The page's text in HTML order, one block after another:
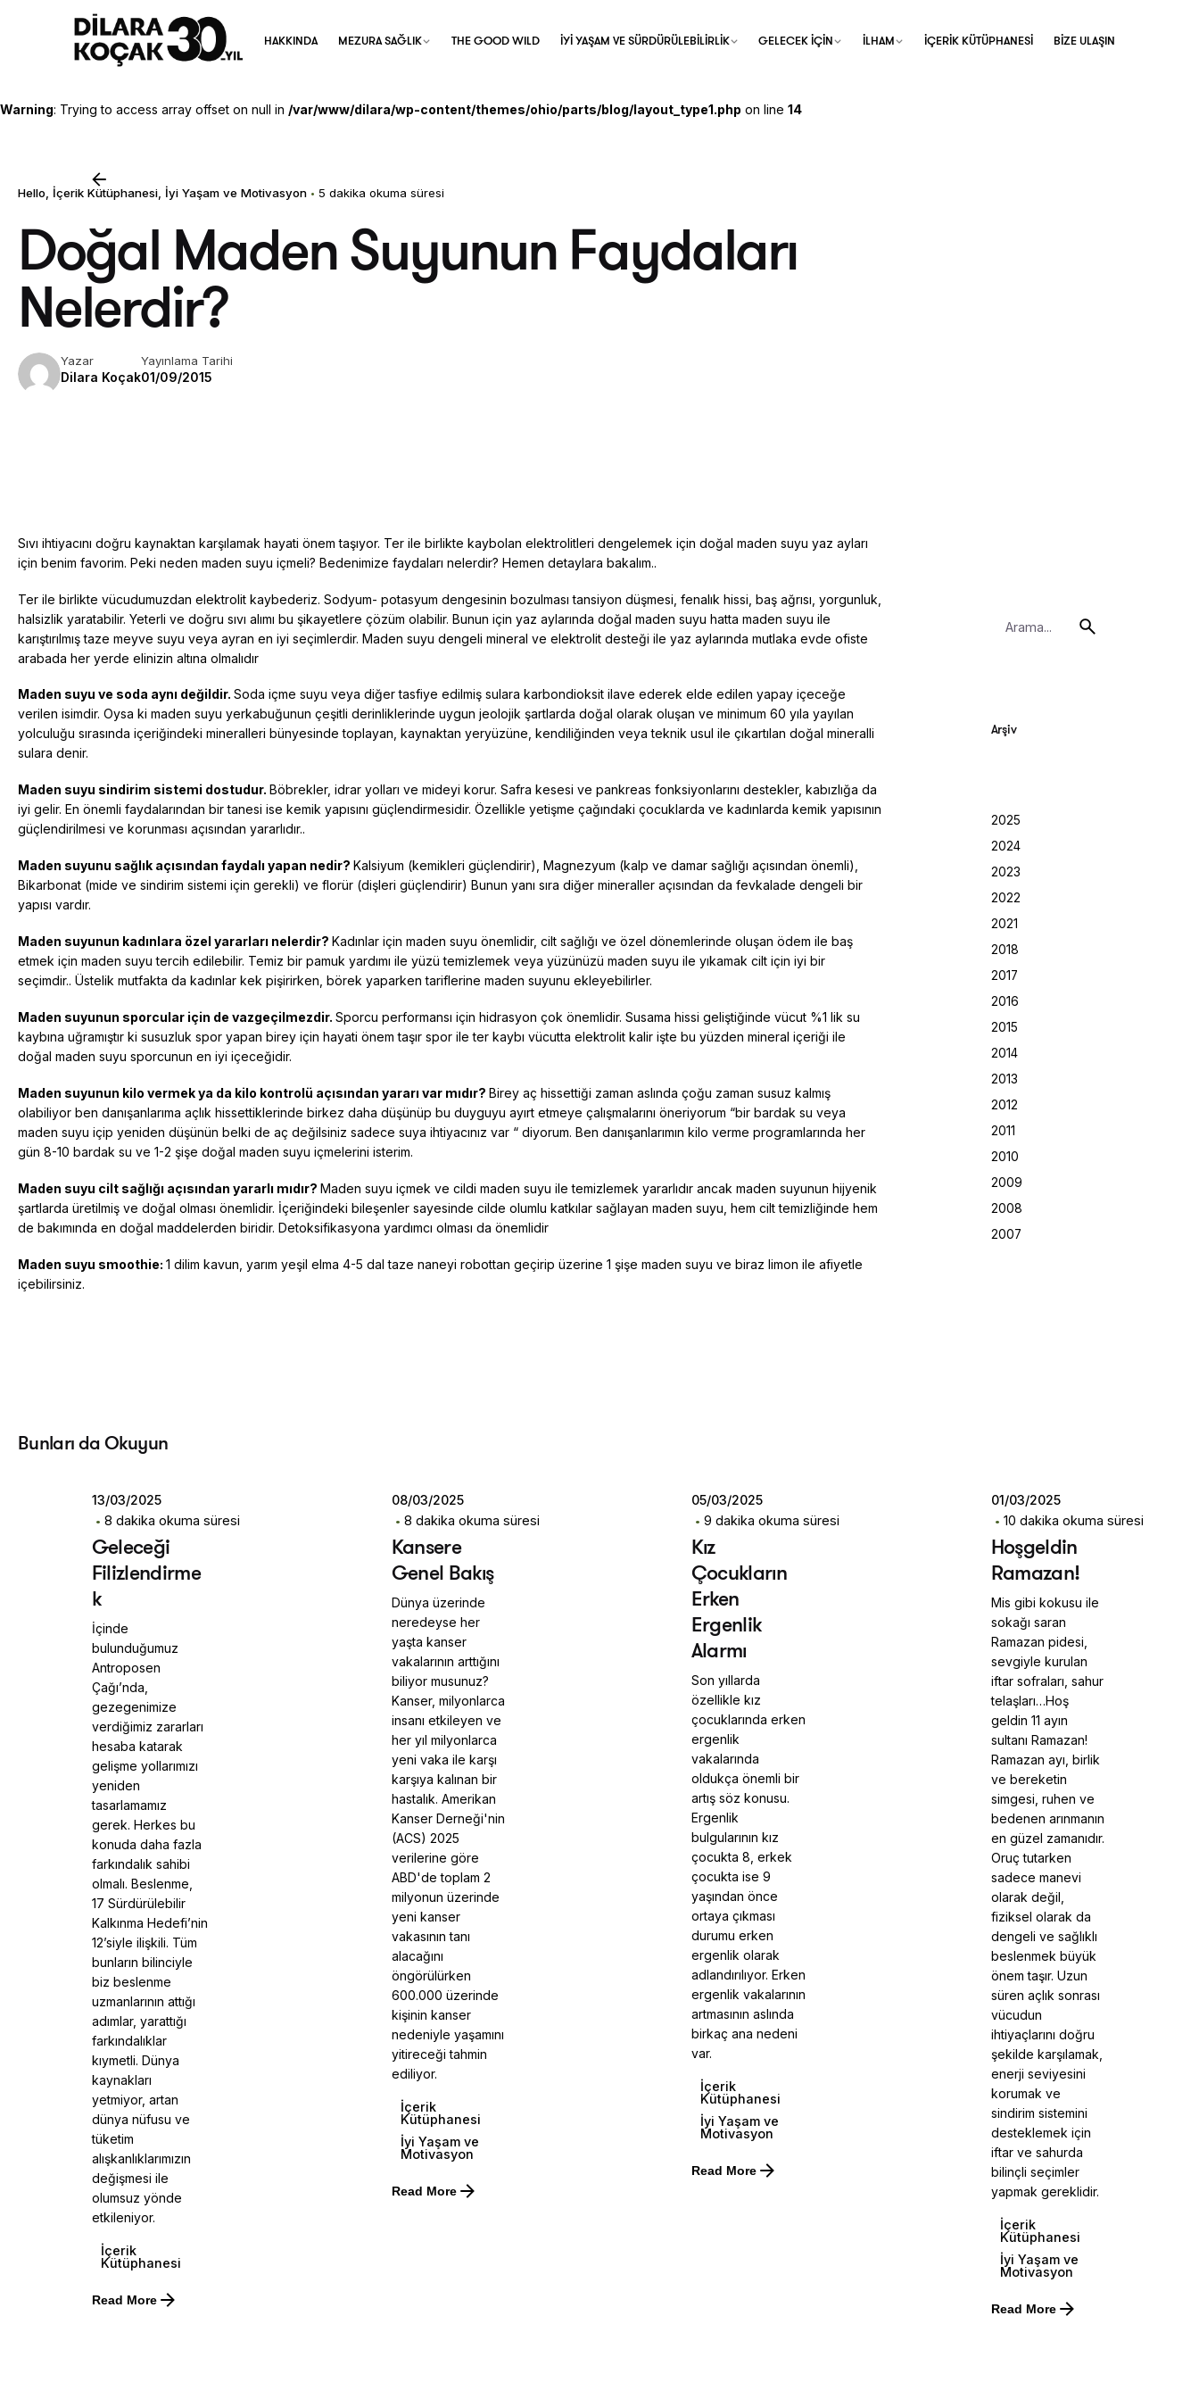
HAKKINDA MEZURA SAĞLIK THE GOOD WILD İYİ YAŞAM VE SÜRDÜRÜLEBİLİRLİK GELECEK İÇİN İLHAM İÇERİK KÜTÜPHANESİ BİZE ULAŞIN
Warning: Trying to access array offset on null in /var/www/dilara/wp-content/themes/ohio/parts/blog/layout_type1.php on line 14
Hello İçerik Kütüphanesi İyi Yaşam ve Motivasyon 5 dakika okuma süresi
Doğal Maden Suyunun Faydaları
Nelerdir?
Yazar
Dilara Koçak
Yayınlama Tarihi
01/09/2015
Sıvı ihtiyacını doğru kaynaktan karşılamak hayati önem taşıyor. Ter ile birlikte kaybolan elektrolitleri dengelemek için doğal maden suyu yaz ayları
için benim favorim. Peki neden maden suyu içmeli? Bedenimize faydaları nelerdir? Hemen detaylara bakalım..
Ter ile birlikte vücudumuzdan elektrolit kaybederiz. Sodyum- potasyum dengesinin bozulması tansiyon düşmesi, fenalık hissi, baş ağrısı, yorgunluk,
halsizlik yaratabilir. Yeterli ve doğru sıvı alımı bu şikayetlere çözüm olabilir. Bunun için yaz aylarında doğal maden suyu hatta maden suyu ile
karıştırılmış taze meyve suyu veya ayran en iyi seçimlerdir. Maden suyu dengeli mineral ve elektrolit desteği ile yaz aylarında mutlaka evde ofiste
arabada her yerde elinizin altına olmalıdır
Maden suyu ve soda aynı değildir. Soda içme suyu veya diğer tasfiye edilmiş sulara karbondioksit ilave ederek elde edilen yapay içeceğe
verilen isimdir. Oysa ki maden suyu yerkabuğunun çeşitli derinliklerinde uygun jeolojik şartlarda doğal olarak oluşan ve minimum 60 yıla yayılan
yolculuğu sırasında içeriğindeki mineralleri bünyesinde toplayan, kaynaktan yeryüzüne, kendiliğinden veya teknik usul ile çıkartılan doğal mineralli
sulara denir.
Maden suyu sindirim sistemi dostudur. Böbrekler, idrar yolları ve mideyi korur. Safra kesesi ve pankreas fonksiyonlarını destekler, kabızlığa da
iyi gelir. En önemli faydalarından bir tanesi ise kemik yapısını güçlendirmesidir. Özellikle yetişme çağındaki çocuklarda ve kadınlarda kemik yapısının
güçlendirilmesi ve korunması açısından yararlıdır..
Maden suyunu sağlık açısından faydalı yapan nedir? Kalsiyum (kemikleri güçlendirir), Magnezyum (kalp ve damar sağlığı açısından önemli),
Bikarbonat (mide ve sindirim sistemi için gerekli) ve florür (dişleri güçlendirir) Bunun yanı sıra diğer mineraller açısından da fevkalade dengeli bir
yapısı vardır.
Maden suyunun kadınlara özel yararları nelerdir? Kadınlar için maden suyu önemlidir, cilt sağlığı ve özel dönemlerinde oluşan ödem ile baş
etmek için maden suyu tercih edilebilir. Temiz bir pamuk yardımı ile yüzü temizlemek veya yüzünüzü maden suyu ile yıkamak cilt için iyi bir
seçimdir.. Üstelik mutfakta da kadınlar kek pişirirken, börek yaparken tariflerine maden suyunu ekleyebilirler.
Maden suyunun sporcular için de vazgeçilmezdir. Sporcu performansı için hidrasyon çok önemlidir. Susama hissi geliştiğinde vücut %1 lik su
kaybına uğramıştır ki susuzluk spor yapan birey için hayati önem taşır spor ile ter kaybı vücutta elektrolit kalir işte bu yüzden mineral içeriği ile
doğal maden suyu sporcunun en iyi içeceğidir.
Maden suyunun kilo vermek ya da kilo kontrolü açısından yararı var mıdır? Birey aç hissettiği zaman aslında çoğu zaman susuz kalmış
olabiliyor ben danışanlarıma açlık hissettiklerinde birkez daha düşünüp bu duyguyu ayırt etmeye çalışmalarını öneriyorum “bir bardak su veya
maden suyu içip yeniden düşünün belki de aç değilsiniz sadece suya ihtiyacınız var “ diyorum. Ben danışanlarımın kilo verme programlarında her
gün 8-10 bardak su ve 1-2 şişe doğal maden suyu içmelerini isterim.
Maden suyu cilt sağlığı açısından yararlı mıdır? Maden suyu içmek ve cildi maden suyu ile temizlemek yararlıdır ancak maden suyunun hijyenik
şartlarda üretilmiş ve doğal olması önemlidir. İçeriğindeki bileşenler sayesinde cilde olumlu katkılar sağlayan maden suyu, hem cilt temizliğinde hem
de bakımında en doğal maddelerden biridir. Detoksifikasyona yardımcı olması da önemlidir
Maden suyu smoothie: 1 dilim kavun, yarım yeşil elma 4-5 dal taze naneyi robottan geçirip üzerine 1 şişe maden suyu ve biraz limon ile afiyetle
içebilirsiniz.
for
Arşiv
2025
2024
2023
2022
2021
2018
2017
2016
2015
2014
2013
2012
2011
2010
2009
2008
2007
Bunları da Okuyun
13/03/2025
8 dakika okuma süresi
Geleceği
Filizlendirme
k
İçinde
bulunduğumuz
Antroposen
Çağı’nda,
gezegenimize
verdiğimiz zararları
hesaba katarak
gelişme yollarımızı
yeniden
tasarlamamız
gerek. Herkes bu
konuda daha fazla
farkındalık sahibi
olmalı. Beslenme,
17 Sürdürülebilir
Kalkınma Hedefi’nin
12’siyle ilişkili. Tüm
bunların bilinciyle
biz beslenme
uzmanlarının attığı
adımlar, yarattığı
farkındalıklar
kıymetli. Dünya
kaynakları
yetmiyor, artan
dünya nüfusu ve
tüketim
alışkanlıklarımızın
değişmesi ile
olumsuz yönde
etkileniyor.
İçerik
Kütüphanesi
Read More
08/03/2025
8 dakika okuma süresi
Kansere
Genel Bakış
Dünya üzerinde
neredeyse her
yaşta kanser
vakalarının arttığını
biliyor musunuz?
Kanser, milyonlarca
insanı etkileyen ve
her yıl milyonlarca
yeni vaka ile karşı
karşıya kalınan bir
hastalık. Amerikan
Kanser Derneği'nin
(ACS) 2025
verilerine göre
ABD'de toplam 2
milyonun üzerinde
yeni kanser
vakasının tanı
alacağını
öngörülürken
600.000 üzerinde
kişinin kanser
nedeniyle yaşamını
yitireceği tahmin
ediliyor.
İçerik
Kütüphanesi
İyi Yaşam ve
Motivasyon
Read More
05/03/2025
9 dakika okuma süresi
Kız
Çocukların
Erken
Ergenlik
Alarmı
Son yıllarda
özellikle kız
çocuklarında erken
ergenlik
vakalarında
oldukça önemli bir
artış söz konusu.
Ergenlik
bulgularının kız
çocukta 8, erkek
çocukta ise 9
yaşından önce
ortaya çıkması
durumu erken
ergenlik olarak
adlandırılıyor. Erken
ergenlik vakalarının
artmasının aslında
birkaç ana nedeni
var.
İçerik
Kütüphanesi
İyi Yaşam ve
Motivasyon
Read More
01/03/2025
10 dakika okuma süresi
Hoşgeldin
Ramazan!
Mis gibi kokusu ile
sokağı saran
Ramazan pidesi,
sevgiyle kurulan
iftar sofraları, sahur
telaşları…Hoş
geldin 11 ayın
sultanı Ramazan!
Ramazan ayı, birlik
ve bereketin
simgesi, ruhen ve
bedenen arınmanın
en güzel zamanıdır.
Oruç tutarken
sadece manevi
olarak değil,
fiziksel olarak da
dengeli ve sağlıklı
beslenmek büyük
önem taşır. Uzun
süren açlık sonrası
vücudun
ihtiyaçlarını doğru
şekilde karşılamak,
enerji seviyesini
korumak ve
sindirim sistemini
desteklemek için
iftar ve sahurda
bilinçli seçimler
yapmak gereklidir.
İçerik
Kütüphanesi
İyi Yaşam ve
Motivasyon
Read More